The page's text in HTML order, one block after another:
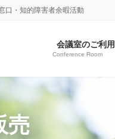
口・知的障害者余暇活動
会議室のご利用
Conference Room
売